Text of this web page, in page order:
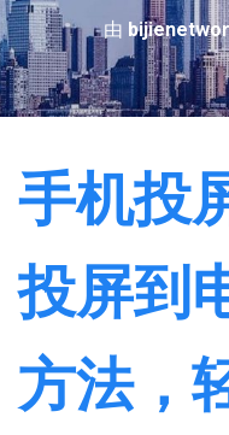
由
手机投
投屏到
方法，